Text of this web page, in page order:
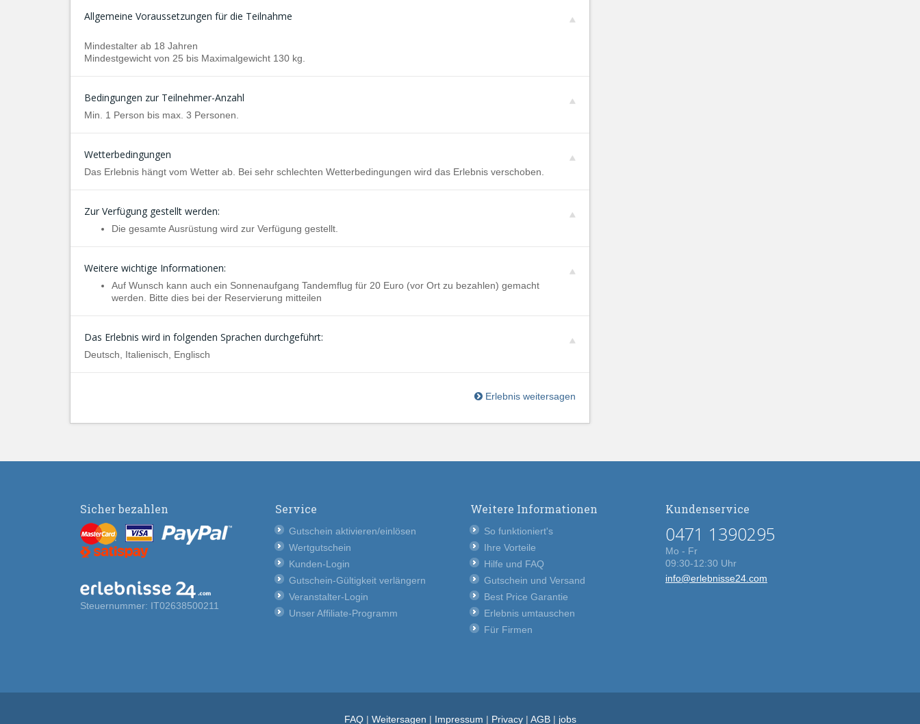
Allgemeine Voraussetzungen für die Teilnahme
Mindestalter ab 18 Jahren
Mindestgewicht von 25 bis Maximalgewicht 130 kg.
Bedingungen zur Teilnehmer-Anzahl
Min. 1 Person bis max. 3 Personen.
Wetterbedingungen
Das Erlebnis hängt vom Wetter ab. Bei sehr schlechten Wetterbedingungen wird das Erlebnis verschoben.
Zur Verfügung gestellt werden:
Die gesamte Ausrüstung wird zur Verfügung gestellt.
Weitere wichtige Informationen:
Auf Wunsch kann auch ein Sonnenaufgang Tandemflug für 20 Euro (vor Ort zu bezahlen) gemacht
werden. Bitte dies bei der Reservierung mitteilen
Das Erlebnis wird in folgenden Sprachen durchgeführt:
Deutsch, Italienisch, Englisch
Erlebnis weitersagen
Sicher bezahlen
Steuernummer: IT02638500211
Service
Gutschein aktivieren/einlösen
Wertgutschein
Kunden-Login
Gutschein-Gültigkeit verlängern
Veranstalter-Login
Unser Affiliate-Programm
Weitere Informationen
So funktioniert's
Ihre Vorteile
Hilfe und FAQ
Gutschein und Versand
Best Price Garantie
Erlebnis umtauschen
Für Firmen
Kundenservice
0471 1390295
Mo - Fr
09:30-12:30 Uhr
info@erlebnisse24.com
FAQ| Weitersagen | Impressum | Privacy| AGB| jobs